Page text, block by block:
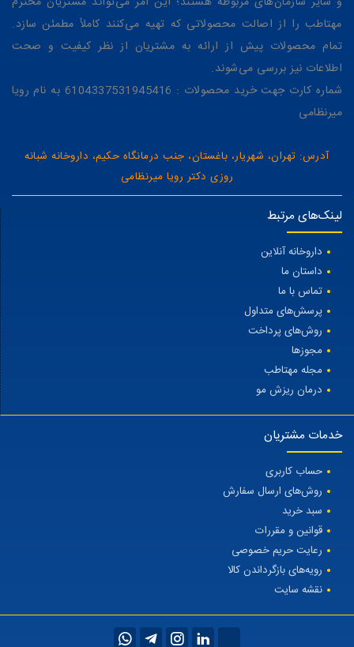
مهتاطب را از اصالت محصولاتی که تهیه می‌کنند کاملاً مطمئن سازد.
تمام محصولات پیش از ارائه به مشتریان از نظر کیفیت و صحت
اطلاعات نیز بررسی می‌شوند.
شماره کارت جهت خرید محصولات : 6104337531945416 به نام رویا
میرنظامی
آدرس: تهران، شهریار، باغستان، جنب درمانگاه حکیم، داروخانه شبانه
روزی دکتر رویا میرنظامی
لینک‌های مرتبط
داروخانه آنلاین
داستان ما
تماس با ما
پرسش‌های متداول
روش‌های پرداخت
مجوزها
مجله مهتاطب
درمان ریزش مو
خدمات مشتریان
حساب کاربری
روش‌های ارسال سفارش
سبد خرید
قوانین و مقررات
رعایت حریم خصوصی
رویه‌های بازگرداندن کالا
نقشه سایت